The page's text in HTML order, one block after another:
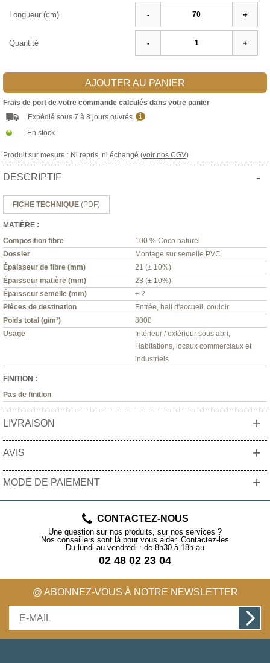
Longueur (cm) - +
Quantité - +
AJOUTER AU PANIER
Frais de port de votre commande calculés dans votre panier
Expédié sous 7 à 8 jours ouvrés
En stock
Produit sur mesure : Ni repris, ni échangé (voir nos CGV)
DESCRIPTIF -
FICHE TECHNIQUE (PDF)
MATIÈRE :
Composition fibre
100 % Coco naturel
Dossier
Montage sur semelle PVC
Épaisseur de fibre (mm)
21 (± 10%)
Épaisseur matière (mm)
23 (± 10%)
Épaisseur semelle (mm)
± 2
Pièces de destination
Entrée, hall d'accueil, couloir
Poids total (g/m²)
8000
Usage
Intérieur / extérieur sous abri,
Habitations, locaux commerciaux et
industriels
FINITION :
Pas de finition
LIVRAISON +
AVIS +
MODE DE PAIEMENT +
CONTACTEZ-NOUS
Une question sur nos produits, sur nos services ?
Nos conseillers sont là pour vous aider. Contactez-les
Du lundi au vendredi : de 8h30 à 18h au
02 48 02 23 04
@ ABONNEZ-VOUS À NOTRE NEWSLETTER